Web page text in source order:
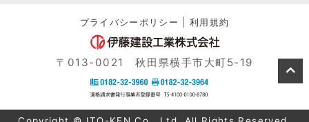
プライバシーポリシー |利用規約
〒013-0021 秋田県横手市大町5-19